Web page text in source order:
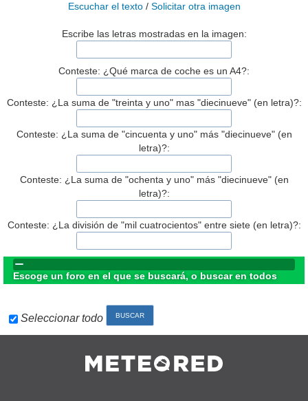
Escuchar el texto/ Solicitar otra imagen
Escribe las letras mostradas en la imagen:
Conteste: ¿Qué marca de coche es un A4?:
Conteste: ¿La suma de "treinta y uno" mas "diecinueve" (en letra)?:
Conteste: ¿La suma de "cincuenta y uno" más "diecinueve" (en
letra)?:
Conteste: ¿La suma de "ochenta y uno" más "diecinueve" (en
letra)?:
Conteste: ¿La división de "mil cuatrocientos" entre siete (en letra)?:
Escoge un foro en el que se buscará, o buscar en todos
Seleccionar todo